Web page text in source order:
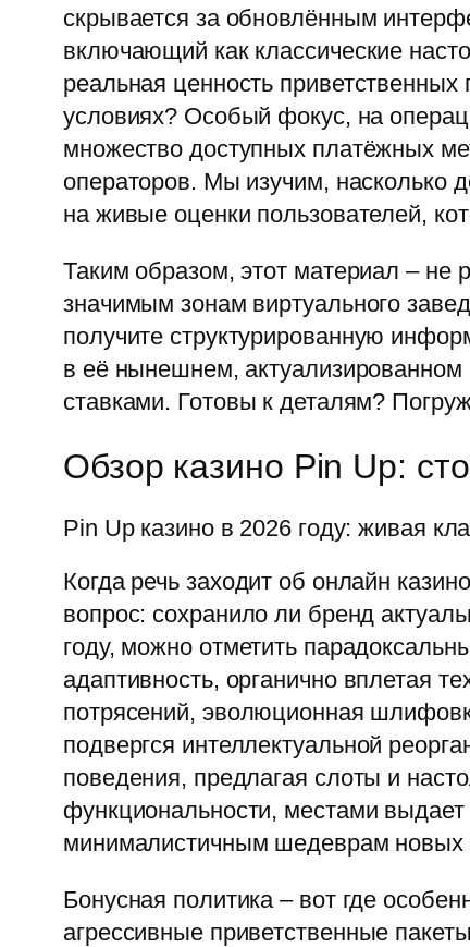
скрывается за обновлённым
включающий как классические
реальная ценность
условиях? Особый фокус, на
множество доступных платёжных
операторов. Мы изучим, насколько
на живые оценки пользователей,
Таким образом, этот материал – не
значимым зонам виртуального
получите структурированную
в её нынешнем,
ставками. Готовы к деталям?
Обзор казино Pin Up:
Pin Up казино в 2026 году: живая
Когда речь заходит об онлайн
вопрос: сохранило ли бренд
году, можно отметить
адаптивность, органично вплетая
потрясений, эволюционная
подвергся интеллектуальной
поведения, предлагая слоты и
функциональности, местами
минималистичным шедеврам новых
Бонусная политика – вот где
агрессивные приветственные